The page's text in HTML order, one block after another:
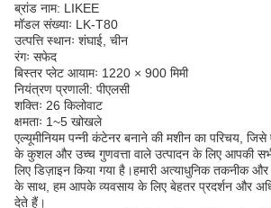
ब्रांड नाम: LIKEE
मॉडल संख्याः LK-T80
उत्पत्ति स्थानः शंघाई, चीन
रंगः सफेद
बिस्तर प्लेट आयामः 1220 × 900 मिमी
नियंत्रण प्रणाली: पीएलसी
शक्तिः 26 किलोवाट
क्षमताः 1~5 खोखले
एल्यूमीनियम पन्नी कंटेनर बनाने की मशीन का परिचय, जिसे
के कुशल और उच्च गुणवत्ता वाले उत्पादन के लिए आपकी
लिए डिज़ाइन किया गया है।हमारी अत्याधुनिक तकनीक
के साथ, हम आपके व्यवसाय के लिए बेहतर प्रदर्शन और
देते हैं।